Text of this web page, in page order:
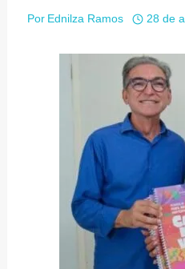
Por Ednilza Ramos 28 de